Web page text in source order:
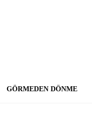
GÖRMEDEN DÖNME